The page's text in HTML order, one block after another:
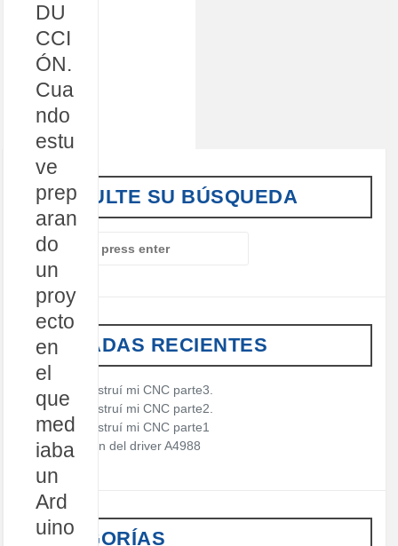
DU
CCI
ÓN.
Cua
ndo
estu
ve
prep
aran
do
un
proy
ecto
en
el
que
med
iaba
un
Ard
uino
CONSULTE SU BÚSQUEDA
S
a
r
c
h
f
r
:
ENTRADAS RECIENTES
Cómo construí mi CNC parte3.
Cómo construí mi CNC parte2.
Cómo construí mi CNC parte1
Descripción del driver A4988
CATEGORÍAS